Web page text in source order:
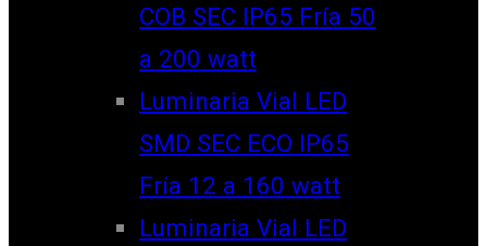
COB SEC IP65 Fría 50
a 200 watt
Luminaria Vial LED
SMD SEC ECO IP65
Fría 12 a 160 watt
Luminaria Vial LED